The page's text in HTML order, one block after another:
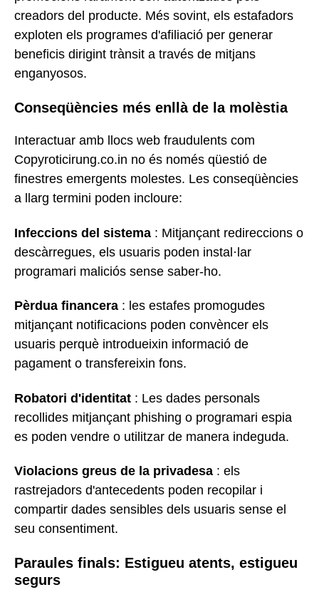
creadors del producte. Més sovint, els estafadors
exploten els programes d'afiliació per generar
beneficis dirigint trànsit a través de mitjans
enganyosos.
Conseqüències més enllà de la molèstia
Interactuar amb llocs web fraudulents com
Copyroticirung.co.in no és només qüestió de
finestres emergents molestes. Les conseqüències
a llarg termini poden incloure:
Infeccions del sistema : Mitjançant redireccions o
descàrregues, els usuaris poden instal·lar
programari maliciós sense saber-ho.
Pèrdua financera : les estafes promogudes
mitjançant notificacions poden convèncer els
usuaris perquè introdueixin informació de
pagament o transfereixin fons.
Robatori d'identitat : Les dades personals
recollides mitjançant phishing o programari espia
es poden vendre o utilitzar de manera indeguda.
Violacions greus de la privadesa : els
rastrejadors d'antecedents poden recopilar i
compartir dades sensibles dels usuaris sense el
seu consentiment.
Paraules finals: Estigueu atents, estigueu
segurs